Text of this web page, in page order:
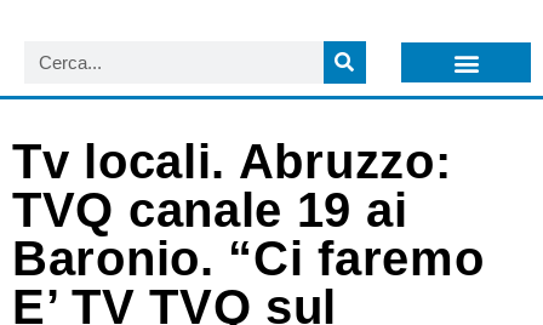
Tv locali. Abruzzo:
TVQ canale 19 ai
Baronio. “Ci faremo
E’ TV TVQ sul